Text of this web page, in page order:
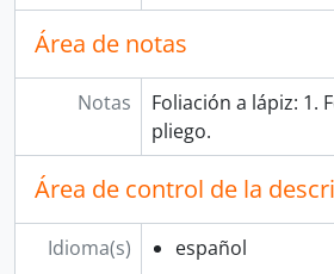
Área de notas
Notas
Foliación a lápiz: 1.
pliego.
Área de control de la
Idioma(s)
español